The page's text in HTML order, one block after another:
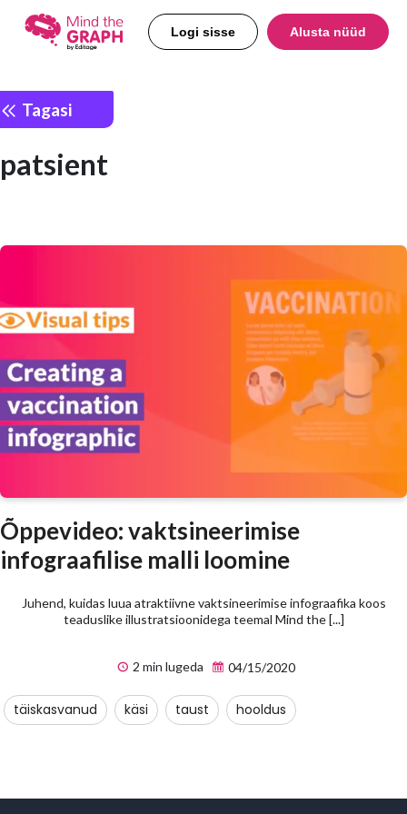
Logi sisse Alusta nüüd
Tagasi
patsient
Õppevideo: vaktsineerimise
infograafilise malli loomine
Juhend, kuidas luua atraktiivne vaktsineerimise infograafika koos
teaduslike illustratsioonidega teemal Mind the [...]
2 min lugeda 04/15/2020
täiskasvanud käsi taust hooldus